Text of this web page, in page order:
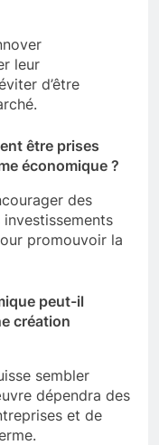
leur
d’être
être prises
économique ?
des
promouvoir la
peut-il
création
sembler
dépendra des
et de